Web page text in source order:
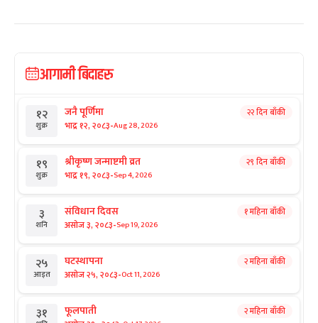
आगामी बिदाहरु
१२
शुक्र
जनै पूर्णिमा
भाद्र १२, २०८३-Aug 28, 2026
२२ दिन बाँकी
१९
शुक्र
श्रीकृष्ण जन्माष्टमी व्रत
भाद्र १९, २०८३-Sep 4, 2026
२९ दिन बाँकी
३
शनि
संविधान दिवस
असोज ३, २०८३-Sep 19, 2026
१ महिना बाँकी
२५
आइत
घटस्थापना
असोज २५, २०८३-Oct 11, 2026
२ महिना बाँकी
३१ फूलपाती २ महिना बाँकी